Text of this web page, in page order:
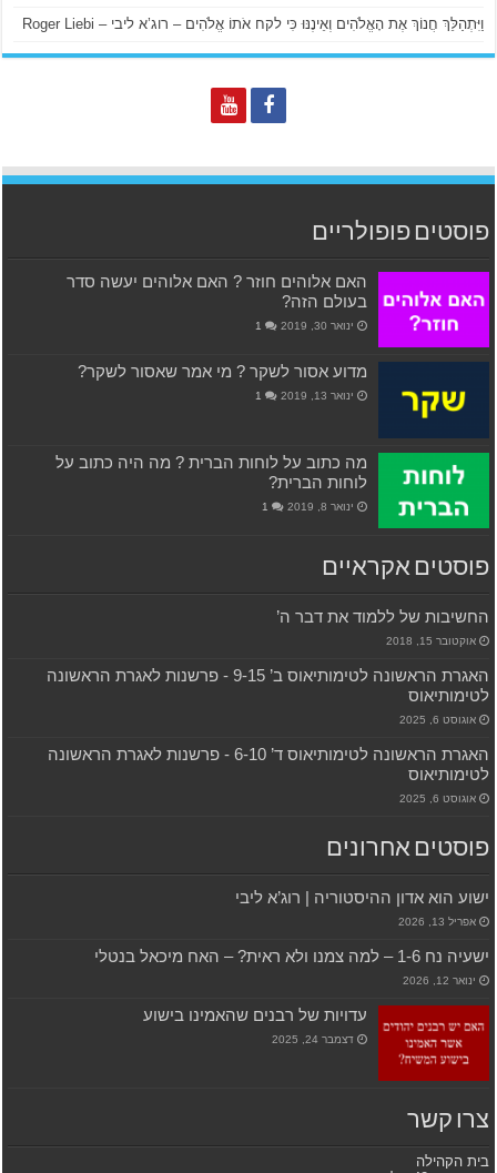
וַיִּתְהַלֵּךְ חֲנוֹךְ אֶת הָאֱלֹהִים וְאֵינֶנּוּ כִּי לקח אֹתוֹ אֱלֹהִים – רוג’א ליבי – Roger Liebi
פוסטים פופולריים
האם אלוהים חוזר ? האם אלוהים יעשה סדר
בעולם הזה?
ינואר 30, 2019 1
מדוע אסור לשקר ? מי אמר שאסור לשקר?
ינואר 13, 2019 1
מה כתוב על לוחות הברית ? מה היה כתוב על
לוחות הברית?
ינואר 8, 2019 1
פוסטים אקראיים
החשיבות של ללמוד את דבר ה’
אוקטובר 15, 2018
האגרת הראשונה לטימותיאוס ב’ 9-15 ‫- פרשנות לאגרת הראשונה
לטימותיאוס
אוגוסט 6, 2025
האגרת הראשונה לטימותיאוס ד’ 6-10 ‫- פרשנות לאגרת הראשונה
לטימותיאוס
אוגוסט 6, 2025
פוסטים אחרונים
ישוע הוא אדון ההיסטוריה | רוג’א ליבי
אפריל 13, 2026
ישעיה נח 1-6 – למה צמנו ולא ראית? – האח מיכאל בנטלי
ינואר 12, 2026
עדויות של רבנים שהאמינו בישוע
דצמבר 24, 2025
צרו קשר
בית הקהילה